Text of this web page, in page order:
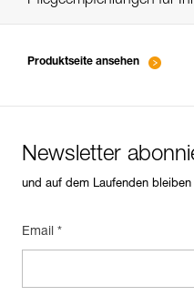
Produktseite ansehen
Newsletter
und auf dem Laufenden bleiben
Email *